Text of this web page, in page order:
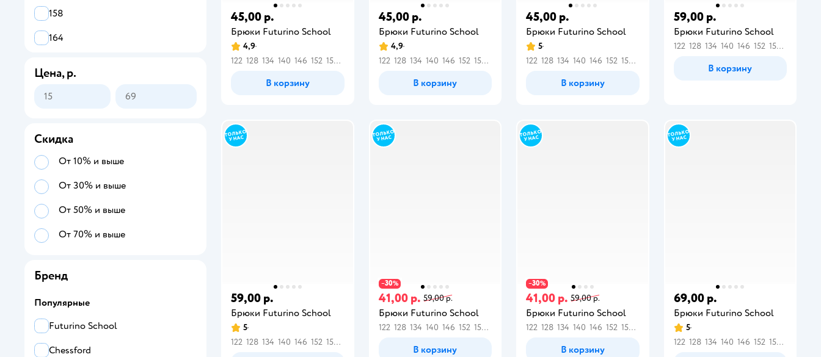
45,00 р.
Брюки Futurino School
4,9
122 128 134 140 146 152 158
В корзину
45,00 р.
Брюки Futurino School
4,9
122 128 134 140 146 152 158
В корзину
45,00 р.
Брюки Futurino School
5
122 128 134 140 146 152 158
В корзину
59,00 р.
Брюки Futurino School
122 128 134 140 146 152 158
В корзину
59,00 р.
Брюки Futurino School
5
122 128 134 140 146 152 158
−30%
41,00 р. 59,00 р.
Брюки Futurino School
122 128 134 140 146 152 158
В корзину
−30%
41,00 р. 59,00 р.
Брюки Futurino School
122 128 134 140 146 152 158
В корзину
69,00 р.
Брюки Futurino School
5
122 128 134 140 146 152 158
158
164
Цена, р.
Скидка
От 10% и выше
От 30% и выше
От 50% и выше
От 70% и выше
Бренд
Популярные
Futurino School
Chessford